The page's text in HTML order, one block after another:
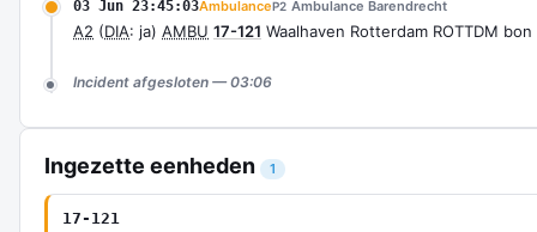
03 Jun 23:45:03AmbulanceP2 Ambulance Barendrecht
A2 (DIA: ja) AMBU 17-121 Waalhaven Rotterdam ROTTDM
Incident afgesloten — 03:06
Ingezette eenheden 1
17-121